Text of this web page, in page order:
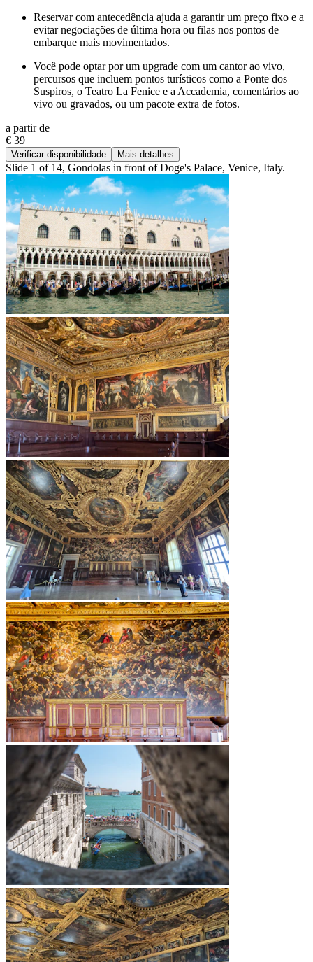
Reservar com antecedência ajuda a garantir um preço fixo e a
evitar negociações de última hora ou filas nos pontos de
embarque mais movimentados.
Você pode optar por um upgrade com um cantor ao vivo,
percursos que incluem pontos turísticos como a Ponte dos
Suspiros, o Teatro La Fenice e a Accademia, comentários ao
vivo ou gravados, ou um pacote extra de fotos.
a partir de
€ 39
Verificar disponibilidade Mais detalhes
Slide 1 of 14, Gondolas in front of Doge's Palace, Venice, Italy.